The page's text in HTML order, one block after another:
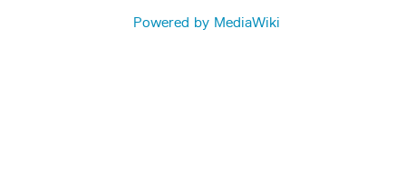
Powered by MediaWiki